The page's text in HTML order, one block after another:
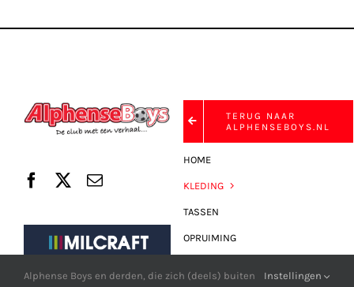
TERUG NAAR
ALPHENSEBOYS.NL
HOME
KLEDING
TASSEN
OPRUIMING
Alphense Boys en derden, die zich (deels) buiten
Instellingen